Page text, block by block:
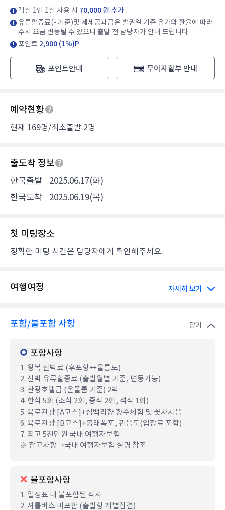
객실 1인 1실 사용 시 70,000 원 추가
유류할증료(- 기준)및 제세공과금은 발권일 기준 유가와 환율에 따라
수시 요금 변동될 수 있으니 출발 전 담당자가 안내 드립니다.
포인트 2,900 (1%)P
포인트안내 무이자할부 안내
예약현황
현재 169명/최소출발 2명
출도착 정보
한국출발
2025.06.17(화)
한국도착
2025.06.19(목)
첫 미팅장소
정확한 미팅 시간은 담당자에게 확인해주세요.
여행여정 자세히 보기
포함/불포함 사항 닫기
포함사항
1. 왕복 선박료 (후포항↔울릉도)
2. 선박 유류할증료 (출발월별 기준, 변동가능)
3. 관광호텔급 (온돌룸 기준) 2박
4. 한식 5회 (조식 2회, 중식 2회, 석식 1회)
5. 육로관광 [A코스]+섬백리향 향수체험 및 꽃차시음
6. 육로관광 [B코스]+봉래폭포, 관음도(입장료 포함)
7. 최고 5천만원 국내 여행자보험
※ 참고사항→국내 여행자보험 설명 참조
불포함사항
1. 일정표 내 불포함된 식사
2. 셔틀버스 미포함 (출발항 개별집결)